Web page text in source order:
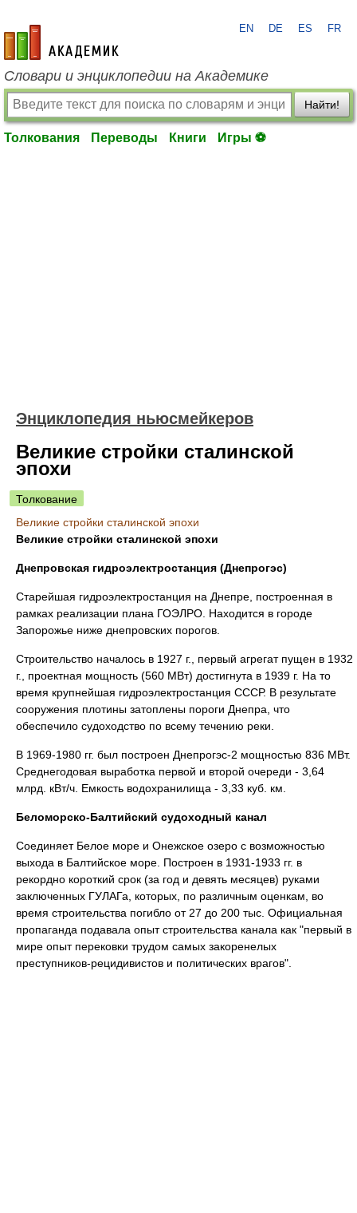
academic.ru
EN DE ES FR
Словари и энциклопедии на Академике
Найти!
Толкования Переводы Книги Игры ⚽
Энциклопедия ньюсмейкеров
Великие стройки сталинской
эпохи
Толкование
Великие стройки сталинской эпохи
Великие стройки сталинской эпохи
Днепровская гидроэлектростанция (Днепрогэс)
Старейшая гидроэлектростанция на Днепре, построенная в
рамках реализации плана ГОЭЛРО. Находится в городе
Запорожье ниже днепровских порогов.
Строительство началось в 1927 г., первый агрегат пущен в 1932
г., проектная мощность (560 МВт) достигнута в 1939 г. На то
время крупнейшая гидроэлектростанция СССР. В результате
сооружения плотины затоплены пороги Днепра, что
обеспечило судоходство по всему течению реки.
В 1969-1980 гг. был построен Днепрогэс-2 мощностью 836 МВт.
Среднегодовая выработка первой и второй очереди - 3,64
млрд. кВт/ч. Емкость водохранилища - 3,33 куб. км.
Беломорско-Балтийский судоходный канал
Соединяет Белое море и Онежское озеро с возможностью
выхода в Балтийское море. Построен в 1931-1933 гг. в
рекордно короткий срок (за год и девять месяцев) руками
заключенных ГУЛАГа, которых, по различным оценкам, во
время строительства погибло от 27 до 200 тыс. Официальная
пропаганда подавала опыт строительства канала как "первый в
мире опыт перековки трудом самых закоренелых
преступников-рецидивистов и политических врагов".